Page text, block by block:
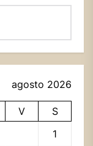
agosto 2026
V
S
1